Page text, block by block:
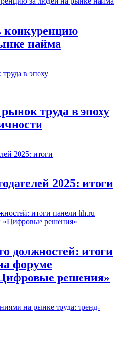
конкуренцию
найма
труда в эпоху
2025: итоги
должностей: итоги
форуме
решения»